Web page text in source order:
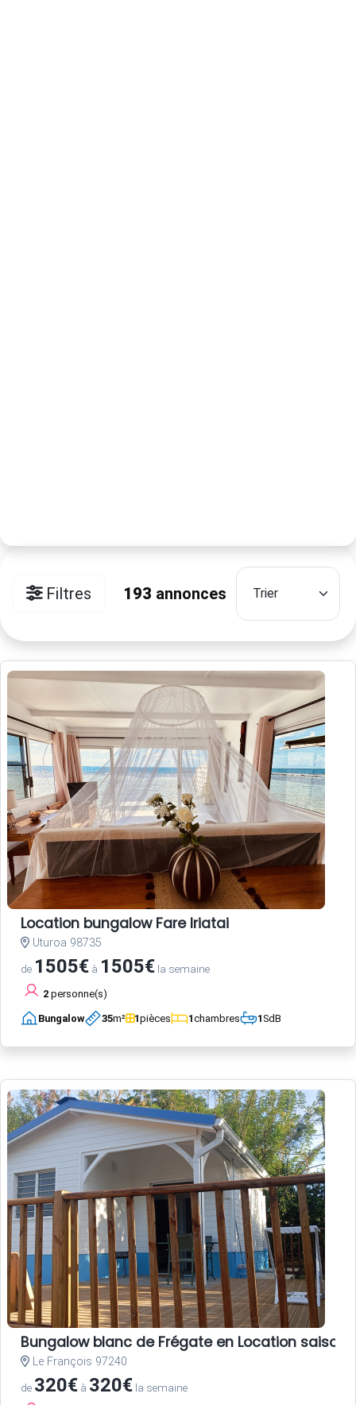
Filtres 193 annonces
Location bungalow Fare Iriatai
Uturoa 98735
de 1505€ à 1505€ la semaine
2 personne(s)
Bungalow 35m² 1pièces 1chambres 1SdB
Bungalow blanc de Frégate en Location
Le François 97240
de 320€ à 320€ la semaine